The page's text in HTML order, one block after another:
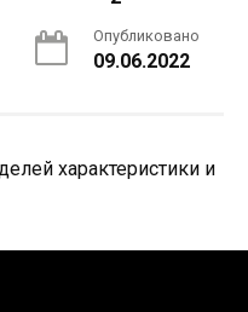
Опубликовано
09.06.2022